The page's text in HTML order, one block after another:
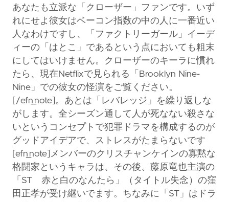
あなたも立派な「クローザー」ファンです。いず
れにせよ彼女はベーコン指数の中の人に一番近い
人なわけですし、「ファクトリーガール」イーデ
ィーの「はとこ」であるという点においても粗末
にしてはいけません。クローザーのキーラに慣れ
たら、現在Netflixで見られる「Brooklyn Nine-
Nine」での彼女の怪演をご覧ください。
[/efn_note]。あとは「レバレッジ」を繰り返しな
がします。全シーズン通して人が死なない殺さな
いというコンセプトで犯罪ドラマを構成するのが
グッドアイデアで、ストレスがたまらないです
[efn_note]メンバーのクリスチャンケインの寡黙な
格闘家というキャラは、その後、藤原竜也主演の
「ST 赤と白のなんたら」（タイトル失念）の窪
田正孝が受け継いでます。ちなみに「ST」はドラ